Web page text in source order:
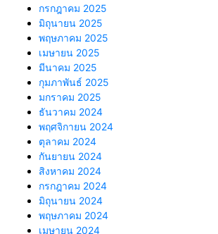
กรกฎาคม 2025
มิถุนายน 2025
พฤษภาคม 2025
เมษายน 2025
มีนาคม 2025
กุมภาพันธ์ 2025
มกราคม 2025
ธันวาคม 2024
พฤศจิกายน 2024
ตุลาคม 2024
กันยายน 2024
สิงหาคม 2024
กรกฎาคม 2024
มิถุนายน 2024
พฤษภาคม 2024
เมษายน 2024